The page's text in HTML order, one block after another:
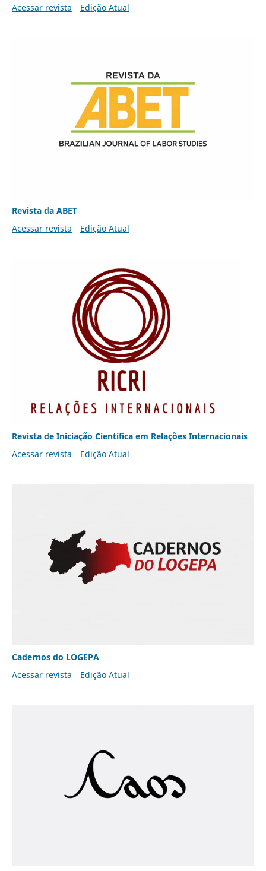
Acessar revista Edição Atual
Revista da ABET
Acessar revista
Edição Atual
Revista de Iniciação Científica em Relações Internacionais
Acessar revista
Edição Atual
Cadernos do LOGEPA
Acessar revista
Edição Atual